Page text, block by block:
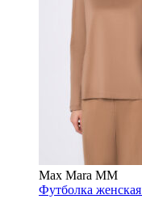
Max Mara MM
Футболка